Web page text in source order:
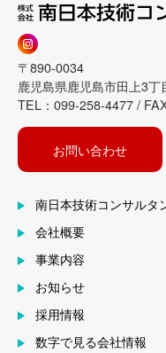
〒890-0034
鹿児島県鹿児島市田上3丁
TEL：099-258-4477 /
お問い合わせ
南日本技術コンサルタ
会社概要
事業内容
お知らせ
採用情報
数字で見る会社情報